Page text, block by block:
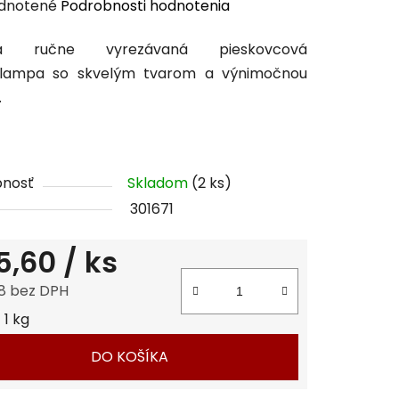
Podrobnosti hodnotenia
ručne vyrezávaná pieskovcová
so skvelým tvarom a výnimočnou
Skladom (2 ks)
301671
/ ks
bez DPH
cena:
kg
DO KOŠÍKA